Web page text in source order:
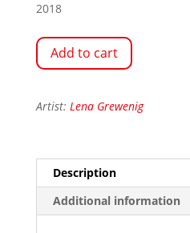
2018
Add to cart
Artist: Lena Grewenig
Description
Additional information